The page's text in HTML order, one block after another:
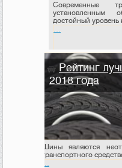
Современные
установленным
достойный
…
Рейтинг
2018 года
Шины являются
транспортного
…